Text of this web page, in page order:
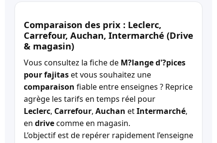
Comparaison des prix : Leclerc,
Carrefour, Auchan, Intermarché (Drive
& magasin)
Vous consultez la fiche de M?lange d'?pices
pour fajitaset vous souhaitez une
comparaison fiable entre enseignes ? Reprice
agrège les tarifs en temps réel pour
Leclerc, Carrefour, Auchan etIntermarché,
en drivecomme en magasin.
L’objectif est de repérer rapidement l’enseigne